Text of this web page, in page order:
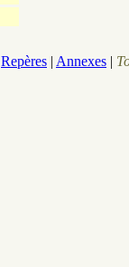
Repères | Annexes |